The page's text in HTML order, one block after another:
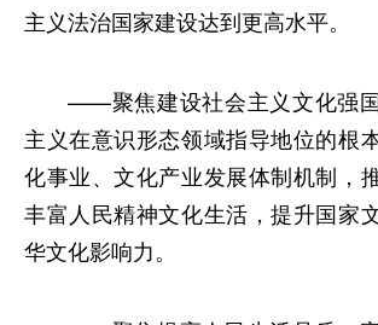
主义法治国家建设达到更高水平。
——聚焦建设社会主义文化强
主义在意识形态领域指导地位的根
化事业、文化产业发展体制机制，
丰富人民精神文化生活，提升国家
华文化影响力。